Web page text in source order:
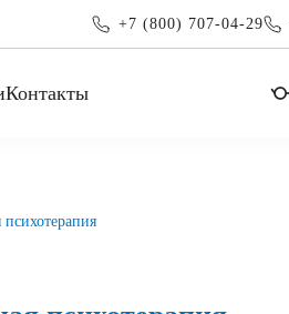
+7 (800) 707-04-29
Контакты